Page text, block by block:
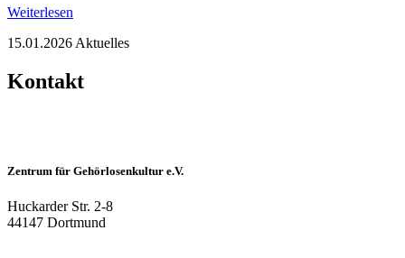
Weiterlesen
15.01.2026 Aktuelles
Kontakt
Zentrum für Gehörlosenkultur e.V.
Huckarder Str. 2-8
44147 Dortmund